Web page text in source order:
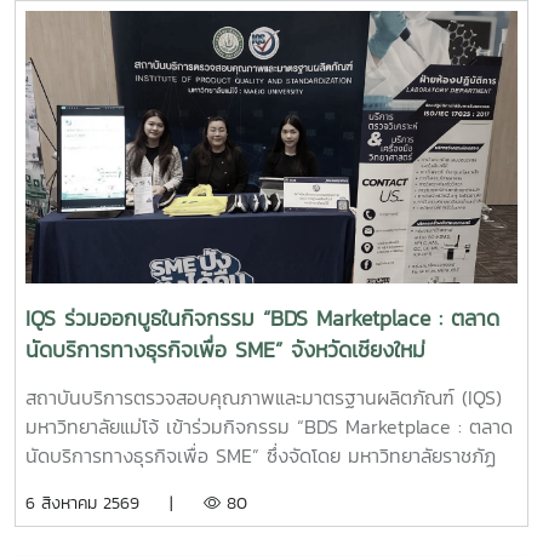
และดูแลพื้นที่ต่าง ๆ ภายในสถานประกอบการ เพื่อเพิ่ม
ประสิทธิภาพในการจัดการด้านสุขอนามัย ลดกลิ่นไม่พึงประสงค์
และสนับสนุนการดำเนินธุรกิจที่เป็นมิตรต่อสิ่งแวดล้อม การ
ลงพื้นที่ในครั้งนี้ นำโดย ผู้ช่วยศาสตราจารย์ ดร.ฉันทนา ซูแสวง
ทรัพย์ รองผู้อำนวยการฝ่ายวิจัยและนวัตกรรม และ นายพัฒน์ โก
จินอก หัวหน้าฝ่ายพัฒนาและส่งเสริมปัจจัยการผลิต พร้อมด้วย
บุคลากรในฝ่าย ได้แก่ นางสาววาสนา กาฬภักดี นักวิทยาศาสตร์
นายสหรัฐ ตั๋นก้อน เจ้าหน้าที่ขายจุลินทรีย์ และ นายนิวัช ออนศรี
ผู้ปฏิบัติงานเกษตร การให้คำแนะนำและสาธิตการใช้งานในครั้งนี้
มุ่งเน้นการถ่ายทอดองค์ความรู้เกี่ยวกับการใช้ผลิตภัณฑ์จุลินทรีย์
ให้เหมาะสมกับพื้นที่ใช้งานจริง พร้อมแลกเปลี่ยนข้อมูลและข้อ
เสนอแนะกับผู้ประกอบการ เพื่อให้สามารถนำผลิตภัณฑ์ไป
ประยุกต์ใช้ได้อย่างเกิดประสิทธิภาพสูงสุด และส่งเสริมการจัดการ
สิ่งแวดล้อมภายในธุรกิจโรงแรมอย่างยั่งยืน สถาบันบริการตรวจ
สอบคุณภาพและมาตรฐานผลิตภัณฑ์ มหาวิทยาลัยแม่โจ้ ยังคง
มุ่งมั่นในการพัฒนา ถ่ายทอดองค์ความรู้ และสนับสนุนการใช้
บริการแก่ภาคธุรกิจและสังคมอย่างต่อเนื่อง
IQS ร่วมออกบูธในกิจกรรม “BDS Marketplace : ตลาด
นัดบริการทางธุรกิจเพื่อ SME” จังหวัดเชียงใหม่
สถาบันบริการตรวจสอบคุณภาพและมาตรฐานผลิตภัณฑ์ (IQS)
มหาวิทยาลัยแม่โจ้ เข้าร่วมกิจกรรม “BDS Marketplace : ตลาด
นัดบริการทางธุรกิจเพื่อ SME” ซึ่งจัดโดย มหาวิทยาลัยราชภัฏ
ข่ายผู้ให้บริการโครงการส่งเสริมผู้ประกอบการผ่านระบบ BDS
6 สิงหาคม 2569 | 80